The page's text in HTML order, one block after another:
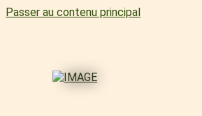
Passer au contenu principal